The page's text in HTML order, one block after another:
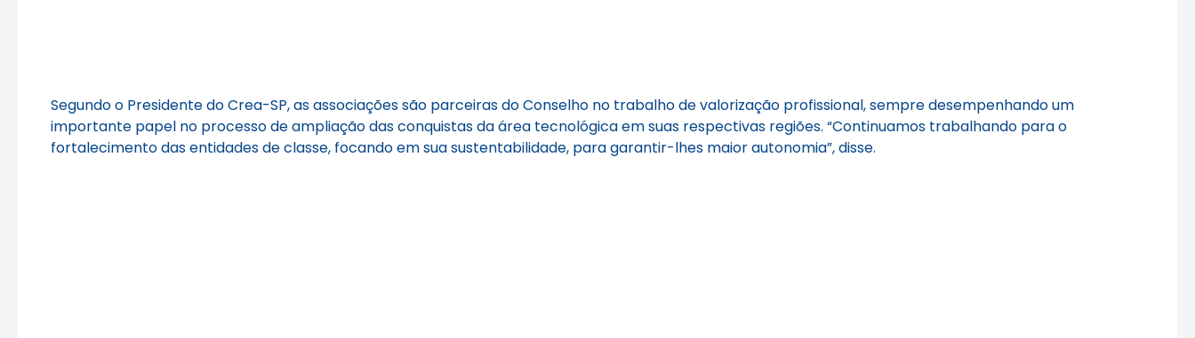
Segundo o Presidente do Crea-SP, as associações são parceiras do Conselho no trabalho de valorização profissional, sempre desempenhando um
importante papel no processo de ampliação das conquistas da área tecnológica em suas respectivas regiões. “Continuamos trabalhando para o
fortalecimento das entidades de classe, focando em sua sustentabilidade, para garantir-lhes maior autonomia”, disse.